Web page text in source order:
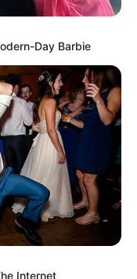
Day Barbie
Internet